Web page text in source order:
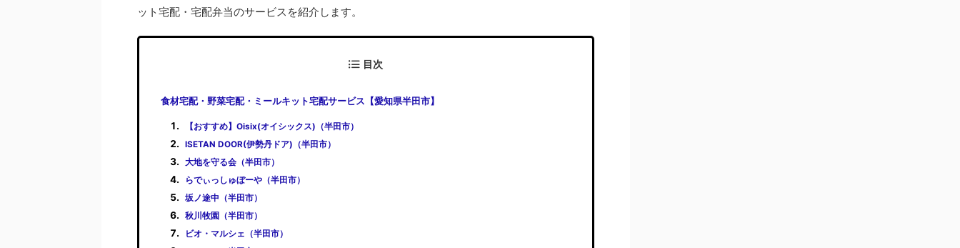
ット宅配・宅配弁当のサービスを紹介します。
目次
食材宅配・野菜宅配・ミールキット宅配サービス【愛知県半田市】
【おすすめ】Oisix(オイシックス)（半田市）
ISETAN DOOR(伊勢丹ドア)（半田市）
大地を守る会（半田市）
らでぃっしゅぼーや（半田市）
坂ノ途中（半田市）
秋川牧園（半田市）
ビオ・マルシェ（半田市）